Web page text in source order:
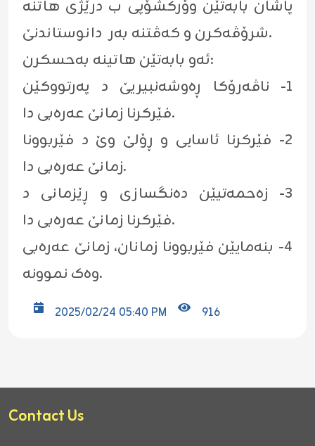
پاشان بابەتێن وۆرکشۆپی ب درێژی هاتنە
شرۆڤەکرن و کەڤتنە بەر دانوستاندنێ.
ئەو بابەتێن هاتینە بەحسکرن:
١- ناڤەرۆکا ڕەوشەنبیریێ د پەرتووکێن
فێرکرنا زمانێ عەرەبی دا.
٢- فێرکرنا ئاسایی و ڕۆلێ وێ د فێربوونا
زمانێ عەرەبی دا.
٣- زەحمەتیێن دەنگسازی و ڕێزمانی د
فێرکرنا زمانێ عەرەبی دا.
٤- بنەمایێن فێربوونا زمانان، زمانێ عەرەبی
وەک نموونە.
2025/02/24 05:40 PM 916
Contact Us